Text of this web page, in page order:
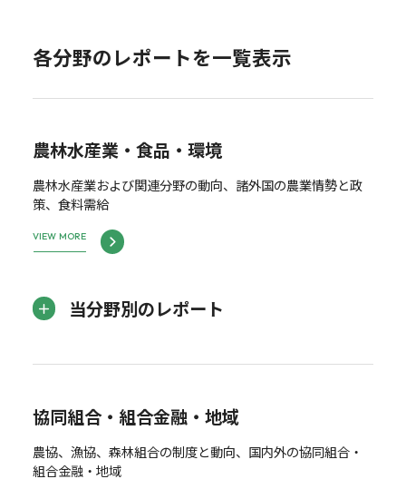
各分野のレポートを一覧表示
農林水産業・食品・環境
農林水産業および関連分野の動向、諸外国の農業情勢と政
策、食料需給
VIEW MORE
当分野別のレポート
協同組合・組合金融・地域
農協、漁協、森林組合の制度と動向、国内外の協同組合・
組合金融・地域